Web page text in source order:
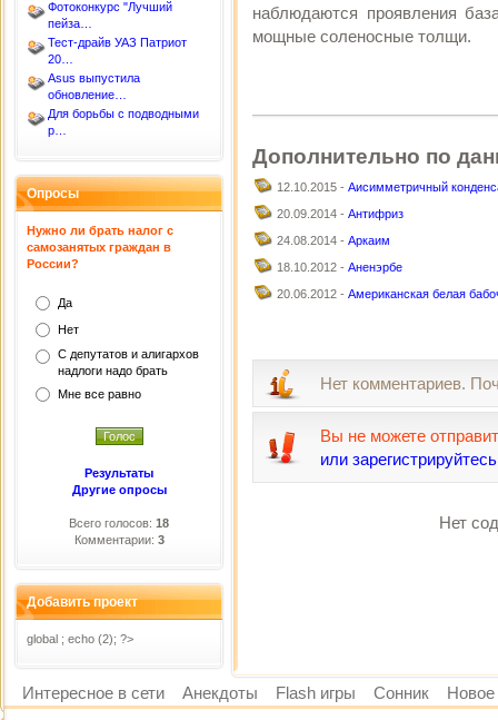
Фотоконкурс "Лучший
пейза…
Тест-драйв УАЗ Патриот
20…
Asus выпустила
обновление…
Для борьбы с подводными
р…
Опросы
Нужно ли брать налог с
самозанятых граждан в
России?
Да
Нет
С депутатов и алигархов
надлоги надо брать
Мне все равно
Результаты
Другие опросы
Всего голосов: 18
Комментарии: 3
Добавить проект
global ; echo (2); ?>
наблюдаются проявления
мощные соленосные толщи.
Дополнительно по
12.10.2015 - Аисимметричный
20.09.2014 - Антифриз
24.08.2014 - Аркаим
18.10.2012 - Аненэрбе
20.06.2012 - Американская белая
Нет комментариев.
Вы не можете
или зарегистрируйтесь
Нет
Интересное в сети Анекдоты Flash игры Сонник Новое